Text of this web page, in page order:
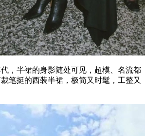
半裙的身影随处可见，超模、名流都
笔挺的西装半裙，极简又时髦，工整又